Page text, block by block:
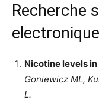
Recherche
electronique
Nicotine levels
Goniewicz ML,
L.